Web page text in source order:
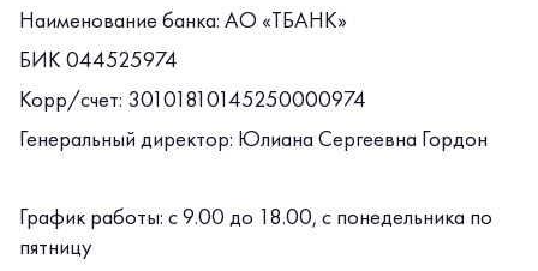
Наименование банка: АО «ТБАНК»
БИК 044525974
Корр/счет: 30101810145250000974
Генеральный директор: Юлиана Сергеевна Гордон
График работы: с 9.00 до 18.00, с понедельника по
пятницу